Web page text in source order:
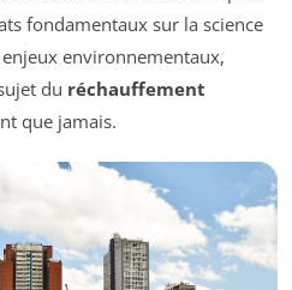
fondamentaux sur la science
environnementaux,
du réchauffement
que jamais.